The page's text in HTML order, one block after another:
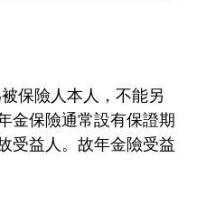
保險人本人，不能另
金保險通常設有保證期
受益人。故年金險受益